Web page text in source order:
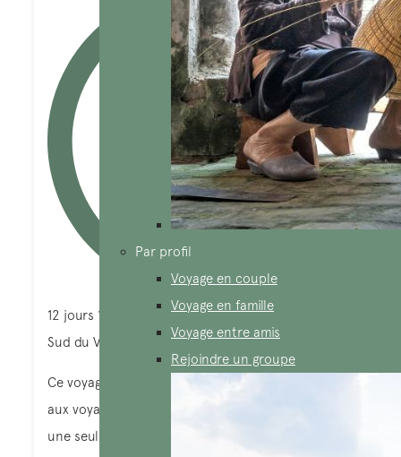
Par profil
Voyage en couple
Voyage en famille
Voyage entre amis
Rejoindre un groupe
12 jours 11 nuits
Sud du Vietnam
Ce voyage au Sud Vietnam de 12 jours est dédié
aux voyageurs qui aiment bien se concentrer dans
une seule région du Vietnam et qui aiment bien